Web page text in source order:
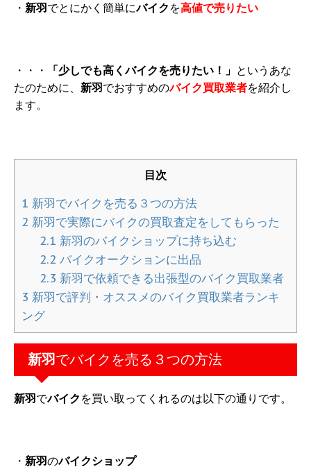
・ 新羽でとにかく簡単にバイク を高値で売りたい
・・・ 「少しでも高くバイクを売りたい！」 というあな
たのために、 新羽でおすすめのバイク買取業者を紹介し
ます。
目次
1 新羽でバイクを売る３つの方法
2 新羽で実際にバイクの買取査定をしてもらった
2.1 新羽のバイクショップに持ち込む
2.2 バイクオークションに出品
2.3 新羽で依頼できる出張型のバイク買取業者
3 新羽で評判・オススメのバイク買取業者ランキ
ング
新羽でバイクを売る３つの方法
新羽でバイク を買い取ってくれるのは以下の通りです。
・ 新羽のバイクショップ